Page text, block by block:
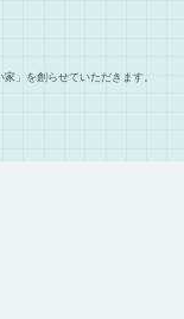
」を創らせていただきます。